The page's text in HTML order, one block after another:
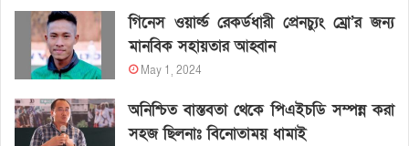
গিনেস ওয়ার্ল্ড রেকর্ডধারী প্রেনচ্যুং ম্রো’র জন্য
মানবিক সহায়তার আহ্বান
May 1, 2024
অনিশ্চিত বাস্তবতা থেকে পিএইচডি সম্পন্ন করা
সহজ ছিলনাঃ বিনোতাময় ধামাই